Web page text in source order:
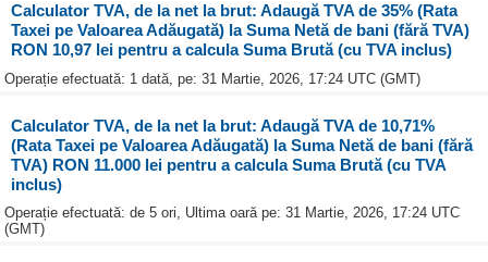
Calculator TVA, de la net la brut: Adaugă TVA de 35% (Rata
Taxei pe Valoarea Adăugată) la Suma Netă de bani (fără TVA)
RON 10,97 lei pentru a calcula Suma Brută (cu TVA inclus)
Operație efectuată: 1 dată, pe: 31 Martie, 2026, 17:24 UTC (GMT)
Calculator TVA, de la net la brut: Adaugă TVA de 10,71%
(Rata Taxei pe Valoarea Adăugată) la Suma Netă de bani (fără
TVA) RON 11.000 lei pentru a calcula Suma Brută (cu TVA
inclus)
Operație efectuată: de 5 ori, Ultima oară pe: 31 Martie, 2026, 17:24 UTC
(GMT)